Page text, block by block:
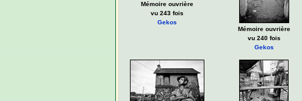
Mémoire ouvrière
vu 243 fois
Gekos
Mémoire ouvrière
vu 240 fois
Gekos